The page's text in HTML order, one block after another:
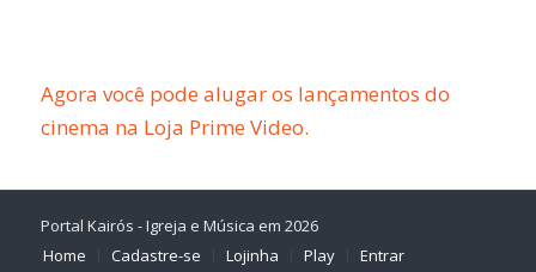
Agora você pode alugar os lançamentos do
cinema na Loja Prime Video.
Portal Kairós - Igreja e Música em 2026
Home
Cadastre-se Lojinha Play Entrar